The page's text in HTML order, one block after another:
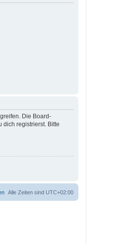
Die Board-
registrierst. Bitte
Alle Zeiten sind UTC+02:00